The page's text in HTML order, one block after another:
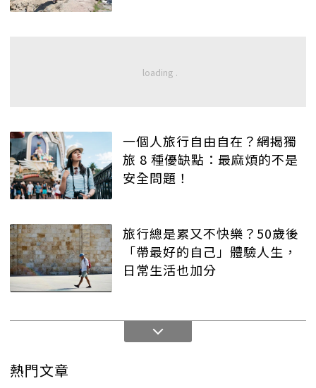
一個人旅行自由自在？網揭獨
旅 8 種優缺點：最麻煩的不是
安全問題！
旅行總是累又不快樂？50歲後
「帶最好的自己」體驗人生，
日常生活也加分
熱門文章